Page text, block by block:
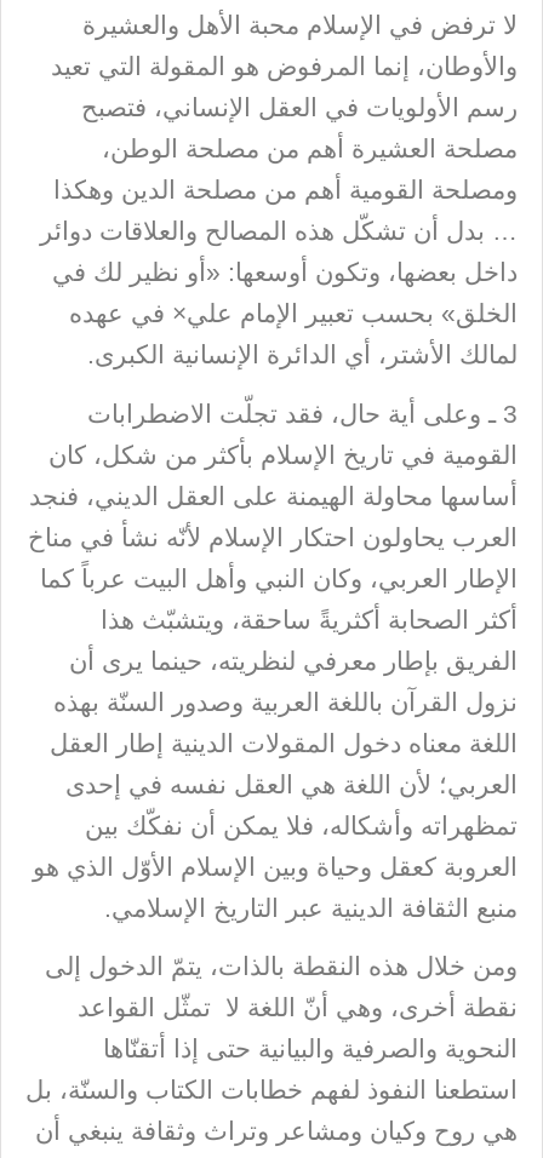
لا ترفض في الإسلام محبة الأهل والعشيرة
والأوطان، إنما المرفوض هو المقولة التي تعيد
رسم الأولويات في العقل الإنساني، فتصبح
مصلحة العشيرة أهم من مصلحة الوطن،
ومصلحة القومية أهم من مصلحة الدين وهكذا
… بدل أن تشكّل هذه المصالح والعلاقات دوائر
داخل بعضها، وتكون أوسعها: «أو نظير لك في
الخلق» بحسب تعبير الإمام علي× في عهده
لمالك الأشتر، أي الدائرة الإنسانية الكبرى.
3 ـ وعلى أية حال، فقد تجلّت الاضطرابات
القومية في تاريخ الإسلام بأكثر من شكل، كان
أساسها محاولة الهيمنة على العقل الديني، فنجد
العرب يحاولون احتكار الإسلام لأنّه نشأ في مناخ
الإطار العربي، وكان النبي وأهل البيت عرباً كما
أكثر الصحابة أكثريةً ساحقة، ويتشبّث هذا
الفريق بإطار معرفي لنظريته، حينما يرى أن
نزول القرآن باللغة العربية وصدور السنّة بهذه
اللغة معناه دخول المقولات الدينية إطار العقل
العربي؛ لأن اللغة هي العقل نفسه في إحدى
تمظهراته وأشكاله، فلا يمكن أن نفكّك بين
العروبة كعقل وحياة وبين الإسلام الأوّل الذي هو
منبع الثقافة الدينية عبر التاريخ الإسلامي.
ومن خلال هذه النقطة بالذات، يتمّ الدخول إلى
نقطة أخرى، وهي أنّ اللغة لا تمثّل القواعد
النحوية والصرفية والبيانية حتى إذا أتقنّاها
استطعنا النفوذ لفهم خطابات الكتاب والسنّة، بل
هي روح وكيان ومشاعر وتراث وثقافة ينبغي أن